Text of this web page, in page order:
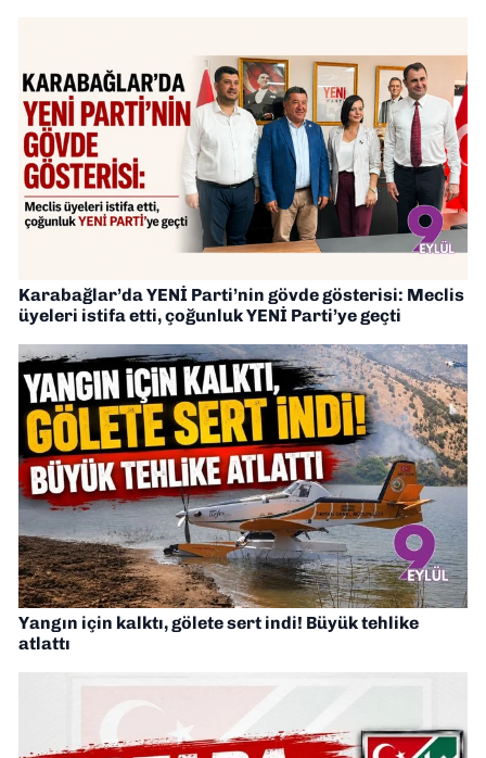
Karabağlar’da YENİ Parti’nin gövde gösterisi: Meclis
üyeleri istifa etti, çoğunluk YENİ Parti’ye geçti
Yangın için kalktı, gölete sert indi! Büyük tehlike
atlattı